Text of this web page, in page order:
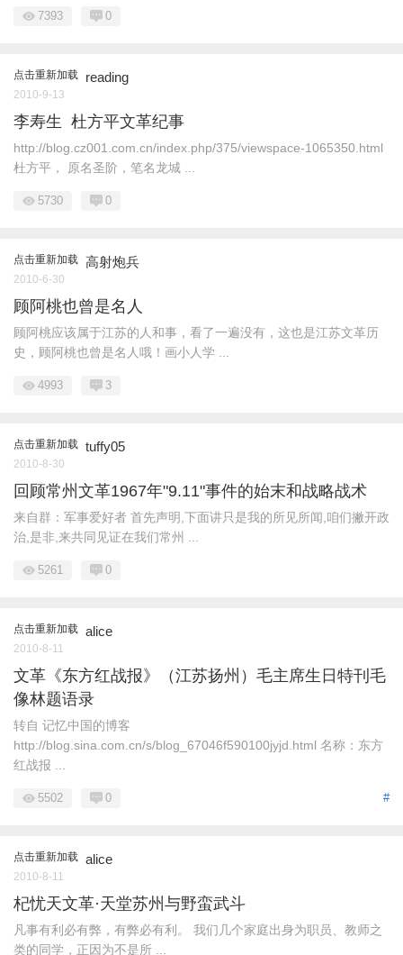
7393 0
点击重新加载 reading
2010-9-13
李寿生 杜方平文革纪事
http://blog.cz001.com.cn/index.php/375/viewspace-1065350.html
杜方平， 原名圣阶，笔名龙城 ...
5730 0
点击重新加载 高射炮兵
2010-6-30
顾阿桃也曾是名人
顾阿桃应该属于江苏的人和事，看了一遍没有，这也是江苏文革历
史，顾阿桃也曾是名人哦！画小人学 ...
4993 3
点击重新加载 tuffy05
2010-8-30
回顾常州文革1967年"9.11"事件的始末和战略战术
来自群：军事爱好者 首先声明,下面讲只是我的所见所闻,咱们撇开政
治,是非,来共同见证在我们常州 ...
5261 0
点击重新加载 alice
2010-8-11
文革《东方红战报》（江苏扬州）毛主席生日特刊毛
像林题语录
转自 记忆中国的博客
http://blog.sina.com.cn/s/blog_67046f590100jyjd.html 名称：东方
红战报 ...
#
5502 0
点击重新加载 alice
2010-8-11
杞忧天文革·天堂苏州与野蛮武斗
凡事有利必有弊，有弊必有利。 我们几个家庭出身为职员、教师之
类的同学，正因为不是所 ...